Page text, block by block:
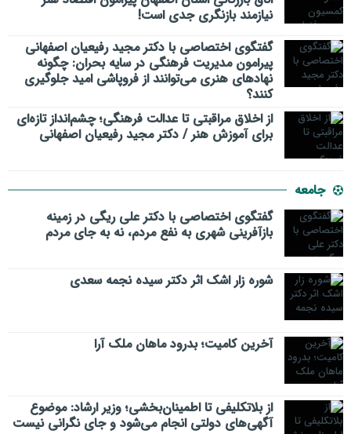
نیازمند بازنگری جدی است!
گفتگوی اختصاصی با دکتر مجید رفیعیان اصفهانی
پیرامون مدیریت فرهنگی در سایه بحران: چگونه
نهادهای هنری می‌توانند از فروپاشی امید جلوگیری
کنند؟
از اخلاق مراقبتی تا عدالت فرهنگی؛ چشم‌انداز تازه‌ای
برای آموزش هنر / دکتر مجید رفیعیان اصفهانی
جامعه
گفتگوی اختصاصی با دکتر علی ریگی در زمینه
بازآفرینی شهری به نفع مردم، نه به جای مردم
شوره زار اشک اثر دکتر سیده نجمه سعدی
​آخرین کامیت؛ بدرود ماهان ملک آرا
از بلاتکلیفی تا اطمینان‌بخشی؛ وزیر ارشاد: موضوع
آگهی‌های دولتی انجام می‌شود و جای نگرانی نیست